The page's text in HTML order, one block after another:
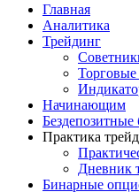
Главная
Аналитика
Трейдинг
Торговые
Начинающим
Практика
Дневник
Бинарные